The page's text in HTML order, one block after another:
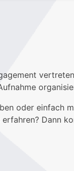
oder einfach
Dann